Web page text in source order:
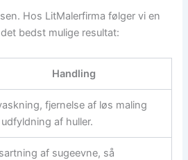
Hos LitMalerfirma følger vi en
bedst mulige resultat:
Handling
fjernelse af løs maling
af huller.
af sugeevne, så